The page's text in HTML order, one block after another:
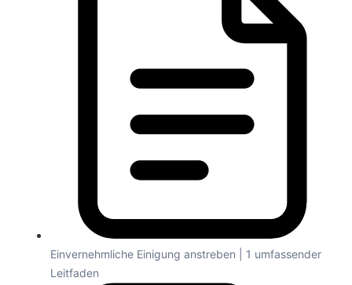
Einvernehmliche Einigung anstreben | 1 umfassender
Leitfaden